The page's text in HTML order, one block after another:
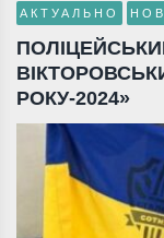
АКТУАЛЬНО
РОКУ-2024»